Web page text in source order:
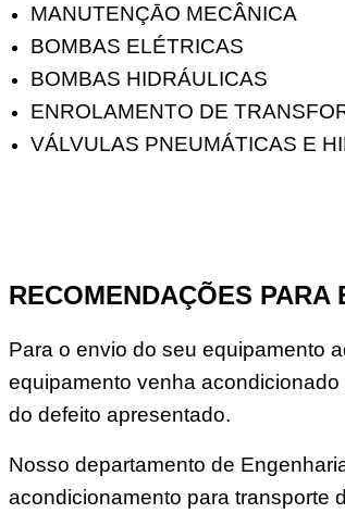
MANUTENÇĀO MECÂNICA
BOMBAS ELÉTRICAS
BOMBAS HIDRÁULICAS
ENROLAMENTO DE
VÁLVULAS PNEUMÁTICAS E
RECOMENDAÇÕES PARA
Para o envio do seu equipamento
equipamento venha
do defeito apresentado.
Nosso departamento de
acondicionamento para transporte